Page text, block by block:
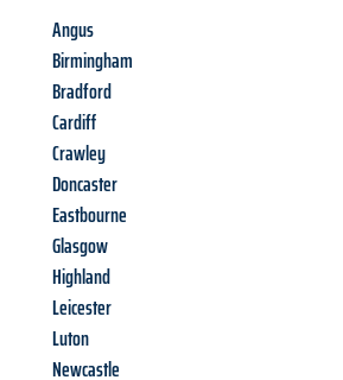
Angus
Birmingham
Bradford
Cardiff
Crawley
Doncaster
Eastbourne
Glasgow
Highland
Leicester
Luton
Newcastle